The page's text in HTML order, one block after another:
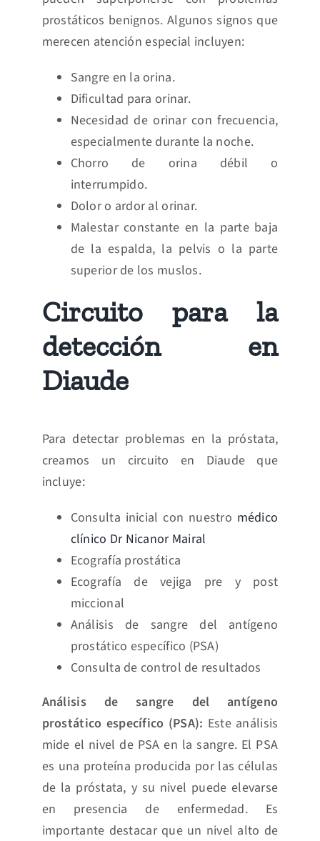
prostáticos benignos. Algunos signos que
merecen atención especial incluyen:
Sangre en la orina.
Dificultad para orinar.
Necesidad de orinar con frecuencia,
especialmente durante la noche.
Chorro de orina débil o
interrumpido.
Dolor o ardor al orinar.
Malestar constante en la parte baja
de la espalda, la pelvis o la parte
superior de los muslos.
Circuito para la
detección en
Diaude
Para detectar problemas en la próstata,
creamos un circuito en Diaude que
incluye:
Consulta inicial con nuestro médico
clínico Dr Nicanor Mairal
Ecografía prostática
Ecografía de vejiga pre y post
miccional
Análisis de sangre del antígeno
prostático específico (PSA)
Consulta de control de resultados
Análisis de sangre del antígeno
prostático específico (PSA): Este análisis
mide el nivel de PSA en la sangre. El PSA
es una proteína producida por las células
de la próstata, y su nivel puede elevarse
en presencia de enfermedad. Es
importante destacar que un nivel alto de